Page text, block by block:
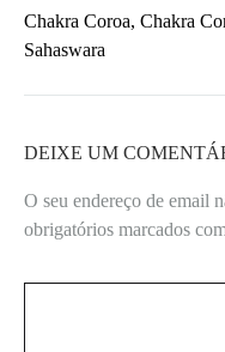
Chakra Coroa, Chakra
Sahaswara
DEIXE UM
O seu endereço de email
obrigatórios marcados